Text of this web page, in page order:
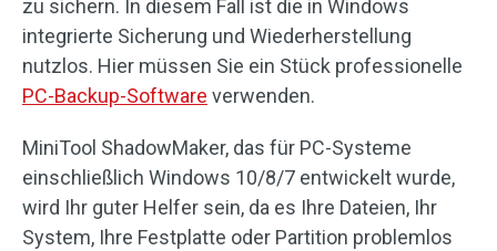
zu sichern. In diesem Fall ist die in Windows
integrierte Sicherung und Wiederherstellung
nutzlos. Hier müssen Sie ein Stück professionelle
PC-Backup-Software verwenden.
MiniTool ShadowMaker, das für PC-Systeme
einschließlich Windows 10/8/7 entwickelt wurde,
wird Ihr guter Helfer sein, da es Ihre Dateien, Ihr
System, Ihre Festplatte oder Partition problemlos